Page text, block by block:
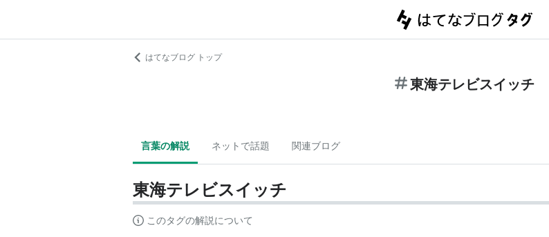
はてなブログ トップ
東海テレビスイッチ
言葉の解説 ネットで話題 関連ブログ
東海テレビスイッチ
このタグの解説について